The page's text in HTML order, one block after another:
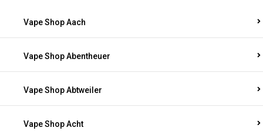
Vape Shop Aach
Vape Shop Abentheuer
Vape Shop Abtweiler
Vape Shop Acht